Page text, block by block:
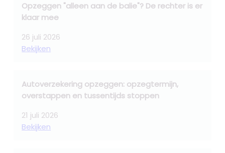
Opzeggen "alleen aan de balie"? De rechter is er
klaar mee
26 juli 2026
Bekijken
Autoverzekering opzeggen: opzegtermijn,
overstappen en tussentijds stoppen
21 juli 2026
Bekijken